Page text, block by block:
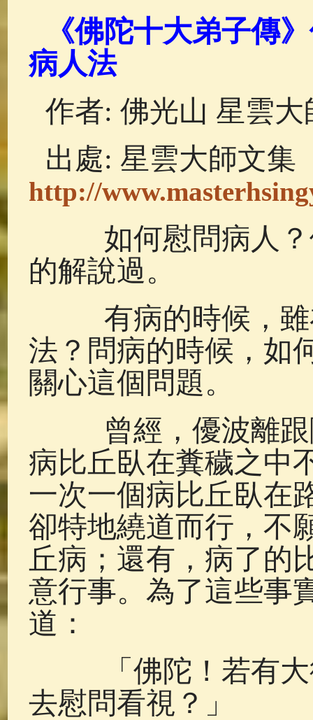
佛典故事 (37) 佛說療痔(腫瘤)
《佛陀十大弟子傳
病人法
作者: 佛光山 星雲大
出處: 星雲大師文集
http://
如何慰問病人？
的解說過。
有病的時候，雖
法？問病的時候，如
關心這個問題。
曾經，優波離跟
病比丘臥在糞穢之中
一次一個病比丘臥在
卻特地繞道而行，不
丘病；還有，病了的
意行事。為了這些事
道：
「佛陀！若有大
去慰問看視？」